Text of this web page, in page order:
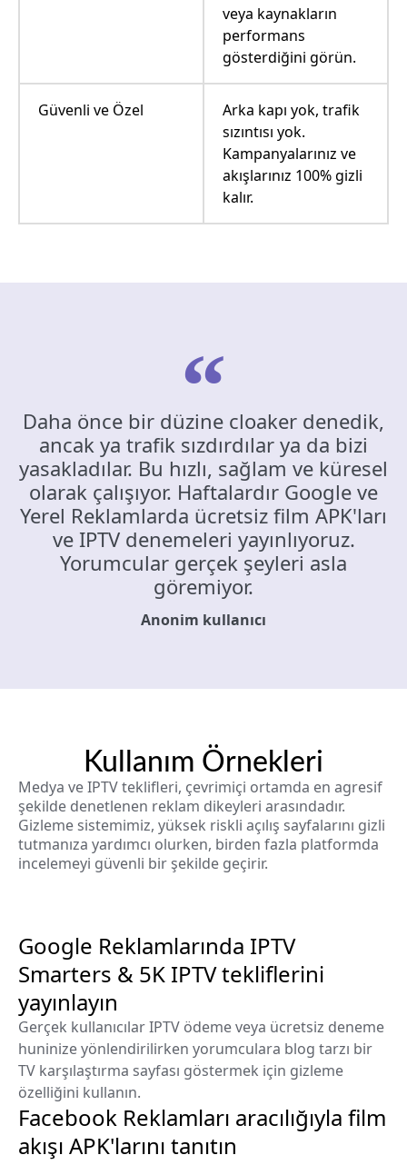
veya kaynakların
performans
gösterdiğini görün.
Güvenli ve Özel
Arka kapı yok, trafik
sızıntısı yok.
Kampanyalarınız ve
akışlarınız 100% gizli
kalır.
Daha önce bir düzine cloaker denedik,
ancak ya trafik sızdırdılar ya da bizi
yasakladılar. Bu hızlı, sağlam ve küresel
olarak çalışıyor. Haftalardır Google ve
Yerel Reklamlarda ücretsiz film APK'ları
ve IPTV denemeleri yayınlıyoruz.
Yorumcular gerçek şeyleri asla
göremiyor.
Anonim kullanıcı
Kullanım Örnekleri
Medya ve IPTV teklifleri, çevrimiçi ortamda en agresif
şekilde denetlenen reklam dikeyleri arasındadır.
Gizleme sistemimiz, yüksek riskli açılış sayfalarını gizli
tutmanıza yardımcı olurken, birden fazla platformda
incelemeyi güvenli bir şekilde geçirir.
Google Reklamlarında IPTV
Smarters & 5K IPTV tekliflerini
yayınlayın
Gerçek kullanıcılar IPTV ödeme veya ücretsiz deneme
huninize yönlendirilirken yorumculara blog tarzı bir
TV karşılaştırma sayfası göstermek için gizleme
özelliğini kullanın.
Facebook Reklamları aracılığıyla film
akışı APK'larını tanıtın